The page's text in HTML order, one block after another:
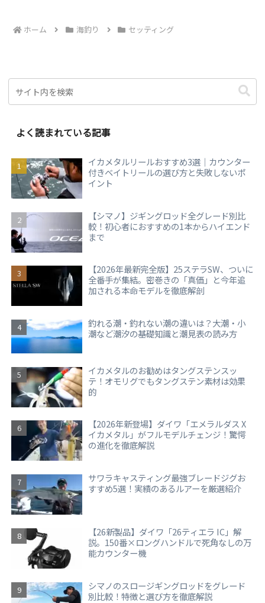
ホーム 海釣り セッティング
よく読まれている記事
イカメタルリールおすすめ3選｜カウンター
付きベイトリールの選び方と失敗しないポ
イント
【シマノ】ジギングロッド全グレード別比
較！初心者におすすめの1本からハイエンド
まで
【2026年最新完全版】25ステラSW、ついに
全番手が集結。密巻きの「真価」と今年追
加される本命モデルを徹底解剖
釣れる潮・釣れない潮の違いは？大潮・小
潮など潮汐の基礎知識と潮見表の読み方
イカメタルのお勧めはタングステンスッ
テ！オモリグでもタングステン素材は効果
的
【2026年新登場】ダイワ「エメラルダス X
イカメタル」がフルモデルチェンジ！驚愕
の進化を徹底解説
サワラキャスティング最強ブレードジグお
すすめ5選！実績のあるルアーを厳選紹介
【26新製品】ダイワ「26ティエラ IC」解
説。150番×ロングハンドルで死角なしの万
能カウンター機
シマノのスロージギングロッドをグレード
別比較！特徴と選び方を徹底解説